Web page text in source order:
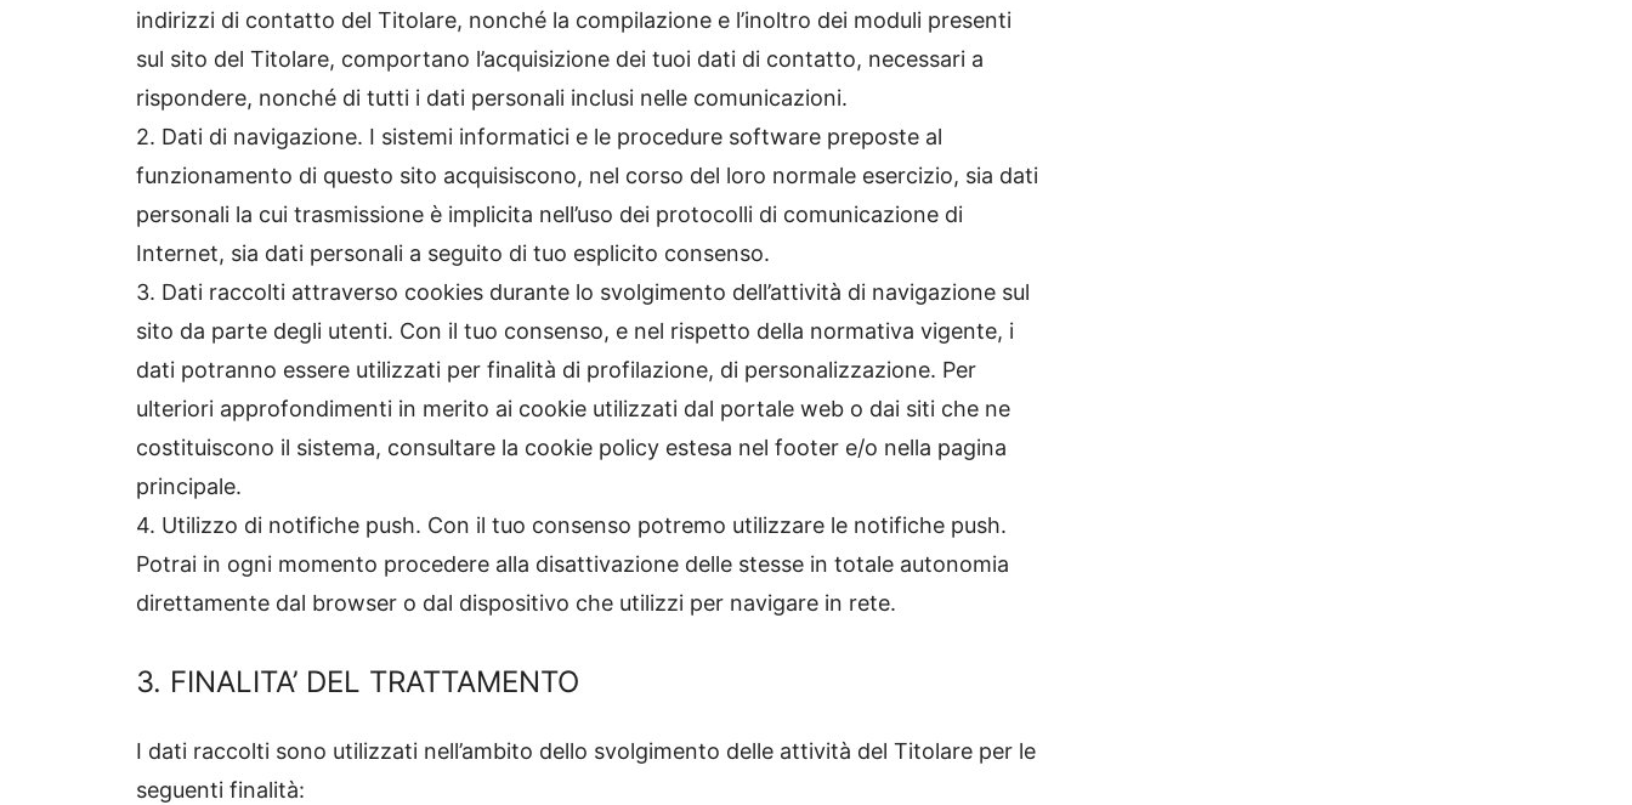
indirizzi di contatto del Titolare, nonché la compilazione e l’inoltro dei moduli presenti
sul sito del Titolare, comportano l’acquisizione dei tuoi dati di contatto, necessari a
rispondere, nonché di tutti i dati personali inclusi nelle comunicazioni.
2. Dati di navigazione. I sistemi informatici e le procedure software preposte al
funzionamento di questo sito acquisiscono, nel corso del loro normale esercizio, sia dati
personali la cui trasmissione è implicita nell’uso dei protocolli di comunicazione di
Internet, sia dati personali a seguito di tuo esplicito consenso.
3. Dati raccolti attraverso cookies durante lo svolgimento dell’attività di navigazione sul
sito da parte degli utenti. Con il tuo consenso, e nel rispetto della normativa vigente, i
dati potranno essere utilizzati per finalità di profilazione, di personalizzazione. Per
ulteriori approfondimenti in merito ai cookie utilizzati dal portale web o dai siti che ne
costituiscono il sistema, consultare la cookie policy estesa nel footer e/o nella pagina
principale.
4. Utilizzo di notifiche push. Con il tuo consenso potremo utilizzare le notifiche push.
Potrai in ogni momento procedere alla disattivazione delle stesse in totale autonomia
direttamente dal browser o dal dispositivo che utilizzi per navigare in rete.
3. FINALITA’ DEL TRATTAMENTO
I dati raccolti sono utilizzati nell’ambito dello svolgimento delle attività del Titolare per le
seguenti finalità: